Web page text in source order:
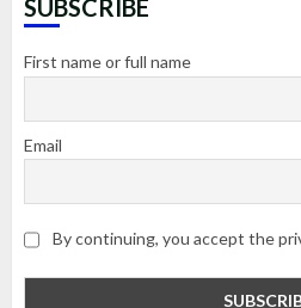
SUBSCRIBE
First name or full name
Email
By continuing, you accept the